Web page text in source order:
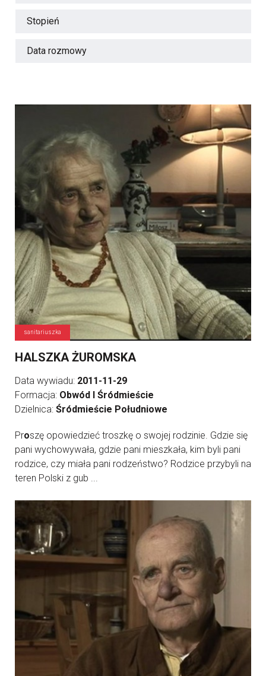
Stopień
Data rozmowy
sanitariuszka
HALSZKA ŻUROMSKA
Data wywiadu: 2011-11-29
Formacja: Obwód I Śródmieście
Dzielnica: Śródmieście Południowe
Proszę opowiedzieć troszkę o swojej rodzinie. Gdzie się
pani wychowywała, gdzie pani mieszkała, kim byli pani
rodzice, czy miała pani rodzeństwo? Rodzice przybyli na
teren Polski z gub ...